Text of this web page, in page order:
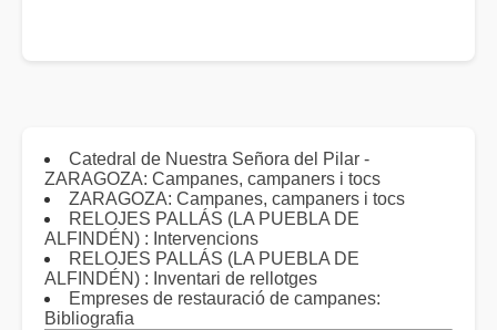
Catedral de Nuestra Señora del Pilar -
ZARAGOZA: Campanes, campaners i tocs
ZARAGOZA: Campanes, campaners i tocs
RELOJES PALLÁS (LA PUEBLA DE
ALFINDÉN) : Intervencions
RELOJES PALLÁS (LA PUEBLA DE
ALFINDÉN) : Inventari de rellotges
Empreses de restauració de campanes:
Bibliografia